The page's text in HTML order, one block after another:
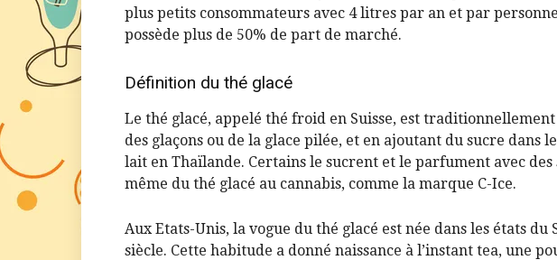
plus petits consommateurs avec 4 litres par an et par
possède plus de 50% de part de marché.
Définition du thé glacé
Le thé glacé, appelé thé froid en Suisse, est
des glaçons ou de la glace pilée, et en ajoutant du sucre dans
lait en Thaïlande. Certains le sucrent et le parfument avec
même du thé glacé au cannabis, comme la marque C-Ice.
Aux Etats-Unis, la vogue du thé glacé est née dans les états du
siècle. Cette habitude a donné naissance à l’instant tea, une